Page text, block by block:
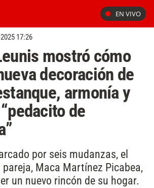
EN VIVO
17:26
mostró cómo
decoración de
armonía y
de
por seis mudanzas, el
Maca Martínez Picabea,
un nuevo rincón de su hogar.